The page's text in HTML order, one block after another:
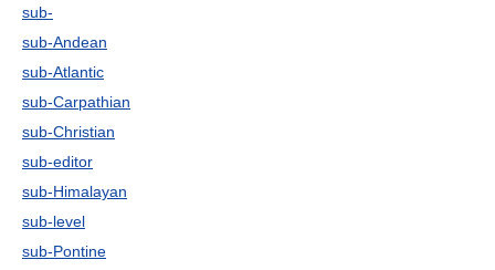
sub-
sub-Andean
sub-Atlantic
sub-Carpathian
sub-Christian
sub-editor
sub-Himalayan
sub-level
sub-Pontine